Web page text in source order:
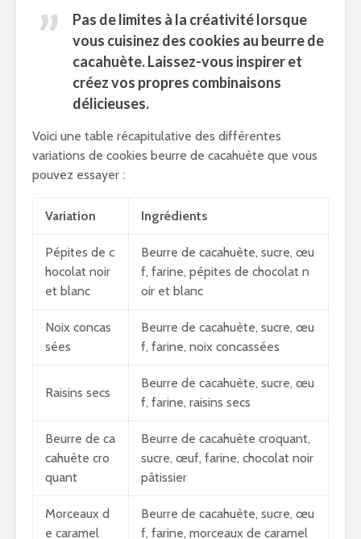
Pas de limites à la créativité lorsque
vous cuisinez des cookies au beurre de
cacahuète. Laissez-vous inspirer et
créez vos propres combinaisons
délicieuses.
Voici une table récapitulative des différentes
variations de cookies beurre de cacahuète que vous
pouvez essayer :
Variation Ingrédients
Pépites de c
hocolat noir
et blanc
Beurre de cacahuète, sucre, œu
f, farine, pépites de chocolat n
oir et blanc
Noix concas
sées
Beurre de cacahuète, sucre, œu
f, farine, noix concassées
Raisins secs
Beurre de cacahuète, sucre, œu
f, farine, raisins secs
Beurre de ca
cahuète cro
quant
Beurre de cacahuète croquant,
sucre, œuf, farine, chocolat noir
pâtissier
Morceaux d
e caramel
Beurre de cacahuète, sucre, œu
f, farine, morceaux de caramel